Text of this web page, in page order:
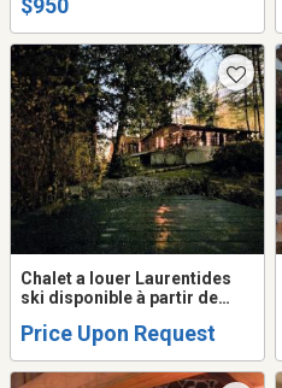
$950
Chalet a louer Laurentides
ski disponible à partir de
Price Upon Request